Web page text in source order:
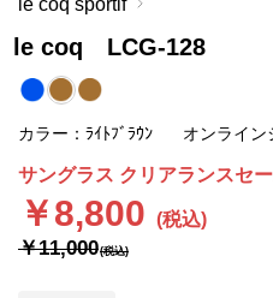
le coq sportif
le coq LCG-128
カラー：ﾗｲﾄﾌﾞﾗｳﾝ オンライン
サングラス クリアランスセ
￥8,800
￥11,000